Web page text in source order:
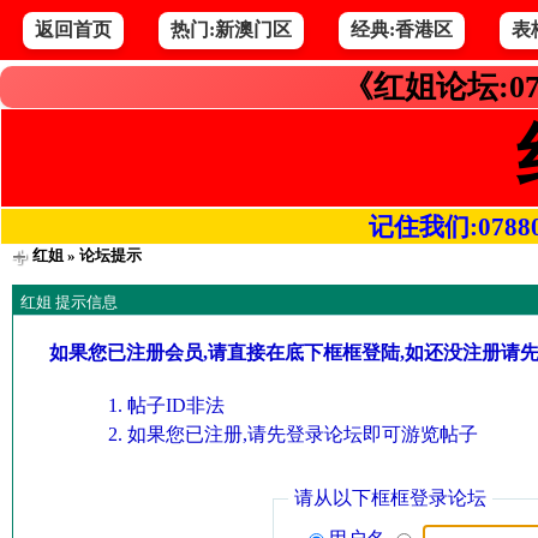
返回首页 热门:新澳门区 经典:香港区 表
《红姐论坛
记住我们
红姐» 论坛提示
红姐 提示信息
如果您已注册会员,请直接在底下框框登陆,如还没注册请
帖子ID非法
如果您已注册,请先登录论坛即可游览帖子
请从以下框框登录论坛